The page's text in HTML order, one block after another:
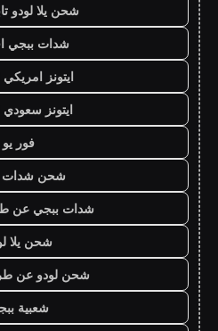
شحن يلا لودو
شدات ببجي
ايتونز
ايتونز
فور يو
شحن شدات
شدات ببجي عن
شحن يلا
شحن لودو عن
شعبية